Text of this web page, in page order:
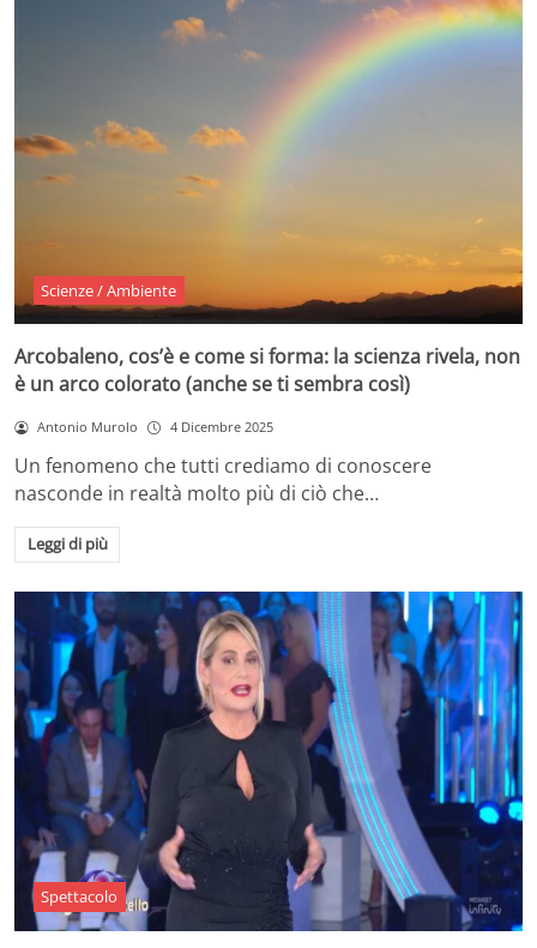
Scienze / Ambiente
Arcobaleno, cos’è e come si forma: la scienza rivela, non
è un arco colorato (anche se ti sembra così)
Antonio Murolo 4 Dicembre 2025
Un fenomeno che tutti crediamo di conoscere
nasconde in realtà molto più di ciò che…
Leggi di più
Spettacolo